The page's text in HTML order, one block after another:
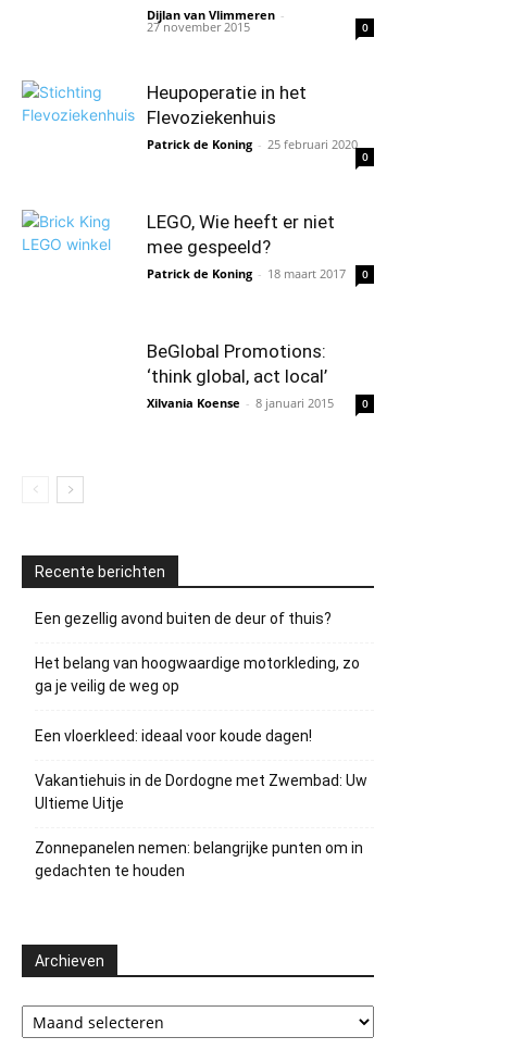
Dijlan van Vlimmeren -
27 november 2015 0
Heupoperatie in het
Flevoziekenhuis
Patrick de Koning - 25 februari 2020
0
LEGO, Wie heeft er niet
mee gespeeld?
Patrick de Koning - 18 maart 2017 0
BeGlobal Promotions:
‘think global, act local’
Xilvania Koense - 8 januari 2015 0
Recente berichten
Een gezellig avond buiten de deur of thuis?
Het belang van hoogwaardige motorkleding, zo
ga je veilig de weg op
Een vloerkleed: ideaal voor koude dagen!
Vakantiehuis in de Dordogne met Zwembad: Uw
Ultieme Uitje
Zonnepanelen nemen: belangrijke punten om in
gedachten te houden
Archieven
Archieven